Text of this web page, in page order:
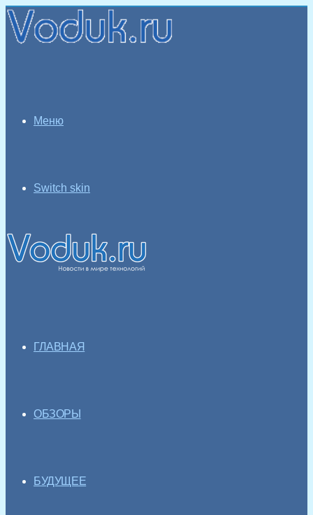
Меню
Switch skin
ГЛАВНАЯ
ОБЗОРЫ
БУДУЩЕЕ